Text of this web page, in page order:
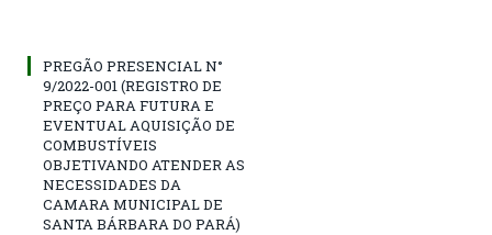
PREGÃO PRESENCIAL N°
9/2022-001 (REGISTRO DE
PREÇO PARA FUTURA E
EVENTUAL AQUISIÇÃO DE
COMBUSTÍVEIS
OBJETIVANDO ATENDER AS
NECESSIDADES DA
CAMARA MUNICIPAL DE
SANTA BÁRBARA DO PARÁ)